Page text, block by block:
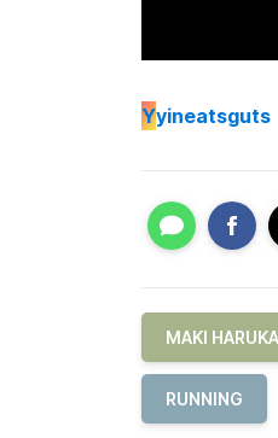
Yyineatsguts
MAKI
RUNNING